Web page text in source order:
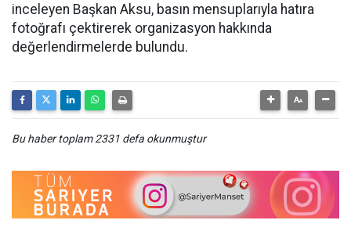
inceleyen Başkan Aksu, basın mensuplarıyla hatıra
fotoğrafı çektirerek organizasyon hakkında
değerlendirmelerde bulundu.
Bu haber toplam 2331 defa okunmuştur